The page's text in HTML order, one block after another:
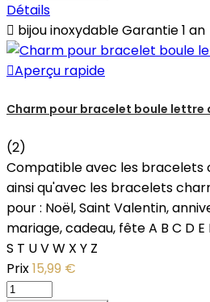
Détails
 bijou inoxydable Garantie 1 an
Aperçu rapide
Charm pour bracelet boule lettre
(2)
Compatible avec les bracelets
ainsi qu'avec les bracelets
pour : Noël, Saint Valentin,
mariage, cadeau, fête A B C D E
S T U V W X Y Z
Prix15,99 €